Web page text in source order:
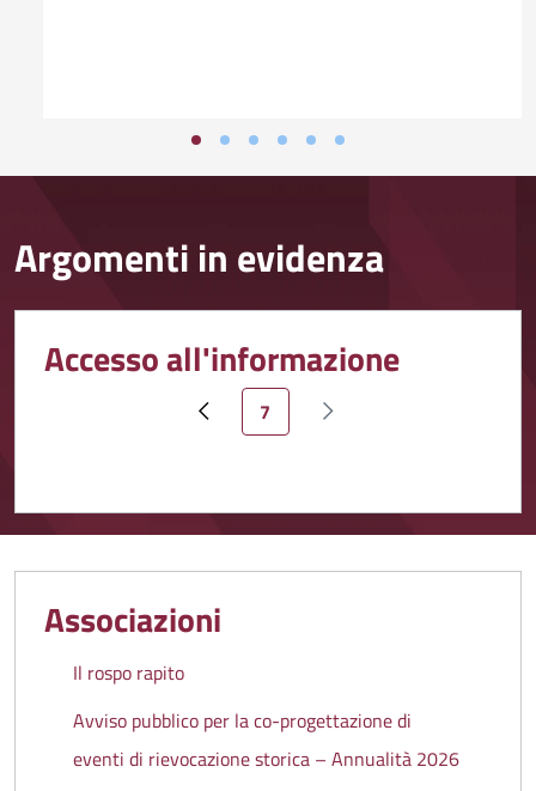
Argomenti in evidenza
Accesso all'informazione
Pagina precedente
Pagina attuale
7 Pagina successiva
Associazioni
Il rospo rapito
Avviso pubblico per la co-progettazione di
eventi di rievocazione storica – Annualità 2026